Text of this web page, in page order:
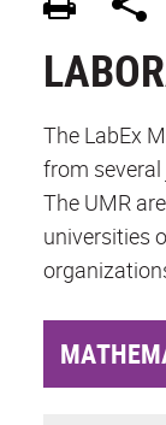
The LabEx
from
The UMR
universities